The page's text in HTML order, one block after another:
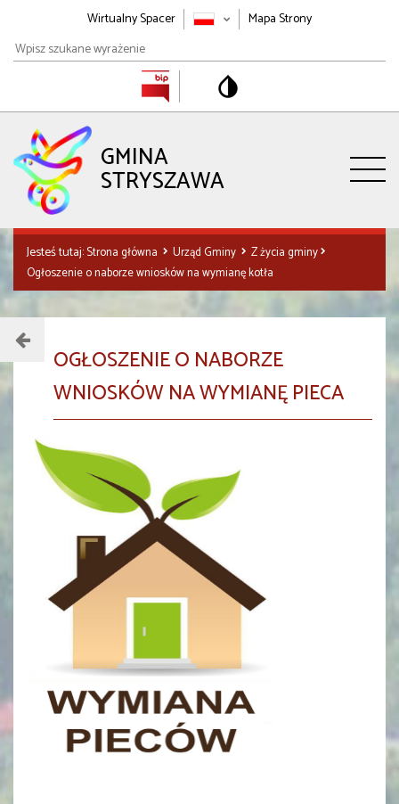
Wirtualny Spacer
Mapa Strony
Wpisz
szukane
GMINA
STRYSZAWA
Jesteś tutaj:Strona główna Urząd Gminy
Z życia gminy
Ogłoszenie o naborze wniosków na wymianę kotła
Menu
OGŁOSZENIE O NABORZE
WNIOSKÓW NA WYMIANĘ PIECA